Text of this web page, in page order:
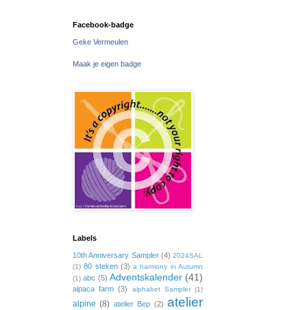
Facebook-badge
Geke Vermeulen
Maak je eigen badge
Labels
10th Anniversary Sampler (4) 2024SAL
(1) 80 steken (3) a harmony in Autumn
(1) abc (5) Adventskalender (41)
alpaca farm (3) alphabet Sampler (1)
alpine (8) atelier Bep (2) atelier